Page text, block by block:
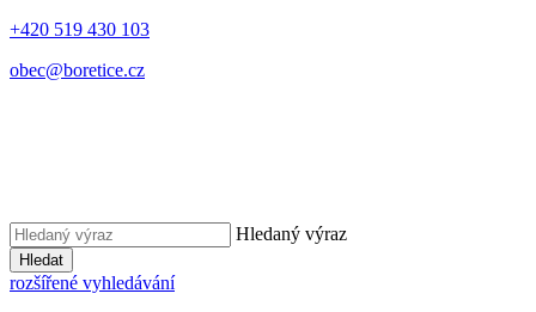
+420 519 430 103
obec@boretice.cz
Hledaný výraz
Hledat
rozšířené vyhledávání